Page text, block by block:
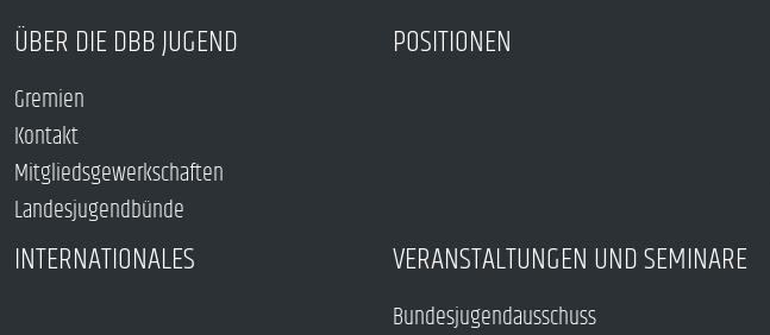
ÜBER DIE DBB JUGEND
Gremien
Kontakt
Mitgliedsgewerkschaften
Landesjugendbünde
POSITIONEN
INTERNATIONALES VERANSTALTUNGEN UND SEMINARE
Bundesjugendausschuss